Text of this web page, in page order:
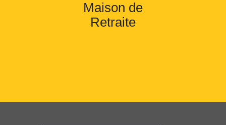
Maison de
Retraite